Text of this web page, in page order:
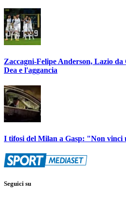
Zaccagni-Felipe Anderson, Lazio
Dea e l'aggancia
I tifosi del Milan a Gasp: "Non
Seguici su